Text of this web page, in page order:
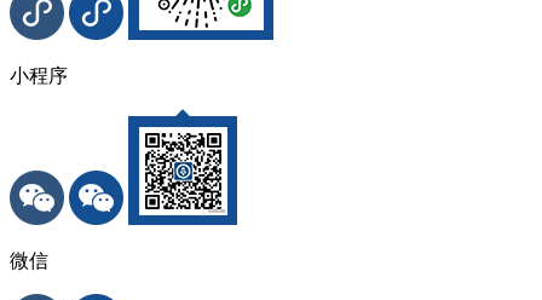
小程序
微信